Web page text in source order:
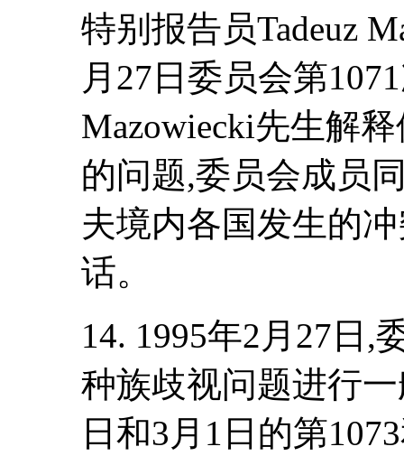
特别报告员Tadeuz
月27日委员会第
Mazowiecki先生解
的问题,委员会成员
夫境内各国发生的
话。
14. 1995年2月27日,
种族歧视问题进行
日和3月1日的第